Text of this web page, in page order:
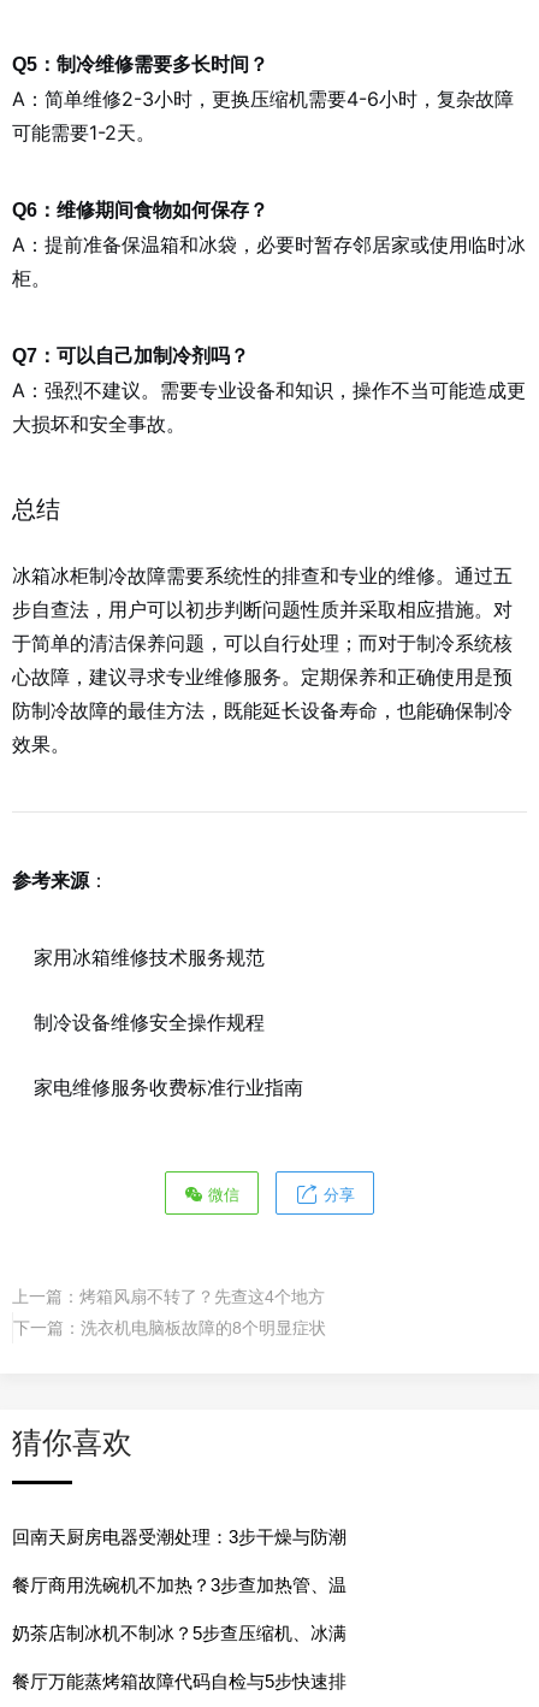
Q5：制冷维修需要多长时间？
A：简单维修2-3小时，更换压缩机需要4-6小时，复杂故障
可能需要1-2天。
Q6：维修期间食物如何保存？
A：提前准备保温箱和冰袋，必要时暂存邻居家或使用临时冰
柜。
Q7：可以自己加制冷剂吗？
A：强烈不建议。需要专业设备和知识，操作不当可能造成更
大损坏和安全事故。
总结
冰箱冰柜制冷故障需要系统性的排查和专业的维修。通过五
步自查法，用户可以初步判断问题性质并采取相应措施。对
于简单的清洁保养问题，可以自行处理；而对于制冷系统核
心故障，建议寻求专业维修服务。定期保养和正确使用是预
防制冷故障的最佳方法，既能延长设备寿命，也能确保制冷
效果。
参考来源：
家用冰箱维修技术服务规范
制冷设备维修安全操作规程
家电维修服务收费标准行业指南
微信 分享
上一篇： 烤箱风扇不转了？先查这4个地方
下一篇： 洗衣机电脑板故障的8个明显症状
猜你喜欢
回南天厨房电器受潮处理：3步干燥与防潮
餐厅商用洗碗机不加热？3步查加热管、温
奶茶店制冰机不制冰？5步查压缩机、冰满
餐厅万能蒸烤箱故障代码自检与5步快速排